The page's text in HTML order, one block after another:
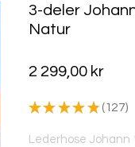
3-deler
Natur
2 299,00 krPris
★ ★ ★ ★ ★ 127
127
Lederhose Johann